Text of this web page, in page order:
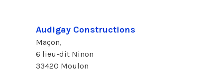
Audigay Constructions
Maçon,
6 lieu-dit Ninon
33420 Moulon